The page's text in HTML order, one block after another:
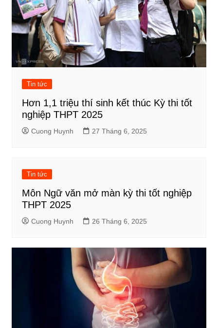
Tin tức
Hơn 1,1 triệu thí sinh kết thúc Kỳ thi tốt
nghiệp THPT 2025
Cuong Huynh 27 Tháng 6, 2025
Tin tức
Môn Ngữ văn mở màn kỳ thi tốt nghiệp
THPT 2025
Cuong Huynh 26 Tháng 6, 2025